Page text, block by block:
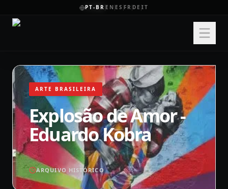
PT-BR EN ES FR DE IT
ARTE BRASILEIRA
Explosão de Amor -
Eduardo Kobra
ARQUIVO HISTÓRICO